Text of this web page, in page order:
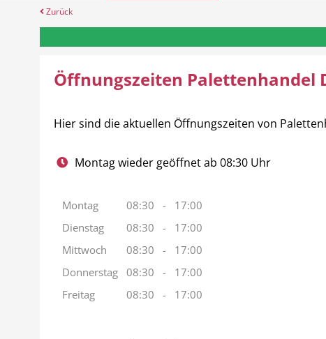
Zurück
Öffnungszeiten Palettenhandel
Hier sind die aktuellen Öffnungszeiten von
Montag wieder geöffnet ab 08:30 Uhr
Montag 08:30 -
17:00
Dienstag
08:30 -
17:00
Mittwoch
08:30 -
17:00
Donnerstag 08:30 -
17:00
Freitag
08:30 - 17:00